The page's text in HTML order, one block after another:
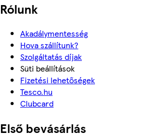
Rólunk
Akadálymentesség
Hova szállítunk?
Szolgáltatás díjak
Süti beállítások
Fizetési lehetőségek
Tesco.hu
Clubcard
Első bevásárlás